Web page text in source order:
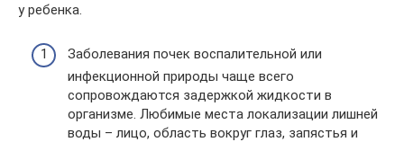
у ребенка.
Заболевания почек воспалительной или
инфекционной природы чаще всего
сопровождаются задержкой жидкости в
организме. Любимые места локализации лишней
воды – лицо, область вокруг глаз, запястья и